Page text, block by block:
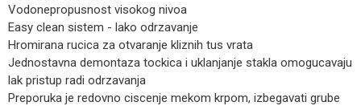
Vodonepropusnost visokog nivoa
Easy clean sistem - lako odrzavanje
Hromirana rucica za otvaranje kliznih tus vrata
Jednostavna demontaza tockica i uklanjanje stakla omogucavaju
lak pristup radi odrzavanja
Preporuka je redovno ciscenje mekom krpom, izbegavati grube